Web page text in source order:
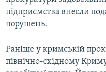
підприємства внесли
порушень.
Раніше у кримській
північно-східному